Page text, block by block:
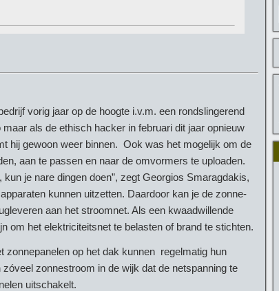
vorig jaar op de hoogte i.v.m. een rondslingerend
als de ethisch hacker in februari dit jaar opnieuw
hij gewoon weer binnen. Ook was het mogelijk om de
aan te passen en naar de omvormers te uploaden.
je nare dingen doen”, zegt Georgios Smaragdakis,
kunnen uitzetten. Daardoor kan je de zonne-
aan het stroomnet. Als een kwaadwillende
om het elektriciteitsnet te belasten of brand te stichten.
zonnepanelen op het dak kunnen regelmatig hun
zonnestroom in de wijk dat de netspanning te
uitschakelt.